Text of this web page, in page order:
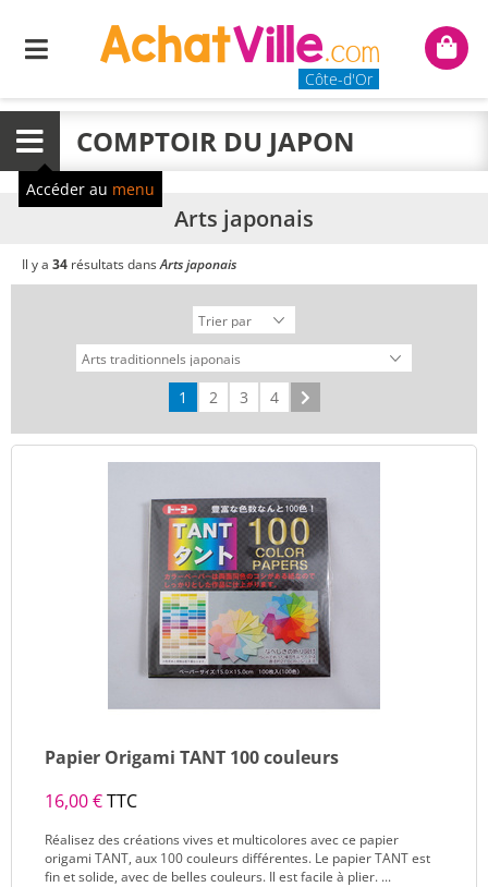
Menu
Côte-d'Or
Mon
Menu COMPTOIR DU JAPON
Accéder au menu
Arts japonais
Il y a 34 résultats dansArts japonais
1 2 3 4
Papier Origami TANT 100 couleurs
16,00 €TTC
Réalisez des créations vives et multicolores avec ce papier
origami TANT, aux 100 couleurs différentes. Le papier TANT est
fin et solide, avec de belles couleurs. Il est facile à plier. ...